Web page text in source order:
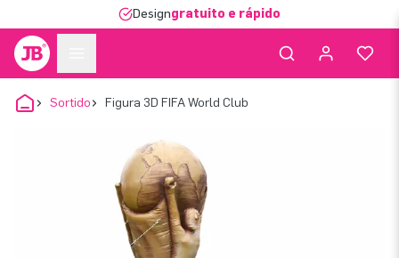
Designgratuito e rápido
Sortido Figura 3D FIFA World Club